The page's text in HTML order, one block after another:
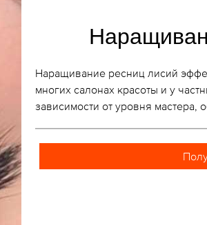
Наращивание ресниц лисий
многих салонах красоты и у
зависимости от уровня мастера,